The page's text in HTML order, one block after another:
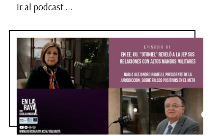
Ir al podcast ...